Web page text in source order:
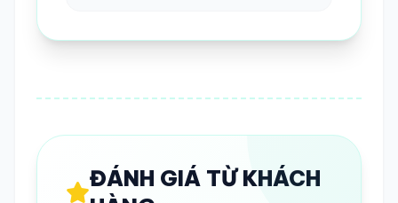
ĐÁNH GIÁ TỪ KHÁCH